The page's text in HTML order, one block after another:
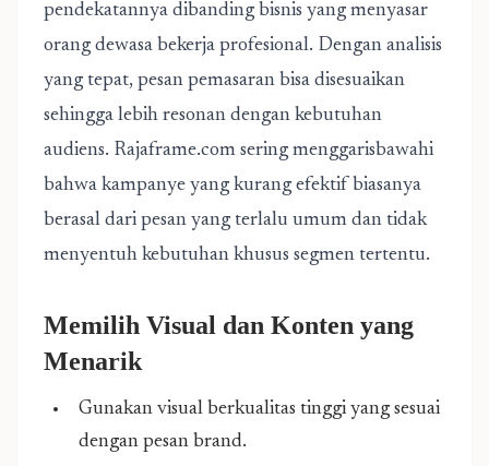
pendekatannya dibanding bisnis yang menyasar
orang dewasa bekerja profesional. Dengan analisis
yang tepat, pesan pemasaran bisa disesuaikan
sehingga lebih resonan dengan kebutuhan
audiens. Rajaframe.com sering menggarisbawahi
bahwa kampanye yang kurang efektif biasanya
berasal dari pesan yang terlalu umum dan tidak
menyentuh kebutuhan khusus segmen tertentu.
Memilih Visual dan Konten yang
Menarik
Gunakan visual berkualitas tinggi yang sesuai
dengan pesan brand.